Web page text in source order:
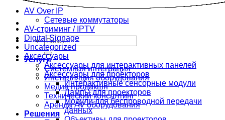
Искать:
Услуги
Системная интеграция
Инсталляция оборудования
Медиа продакшн
Технический консалтинг
Аренда AV оборудования
Решения
AV Over IP
Сетевые коммутаторы
AV-стриминг / IPTV
Digital Signage
Uncategorized
Аксессуары
Аксессуары для интерактивных панелей
Аксессуары для проекторов
Интерактивные сенсорные модули
Лампы для проекторов
Модули для беспроводной передачи
данных